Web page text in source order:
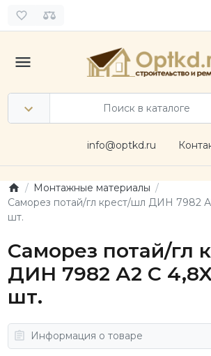
info@optkd.ru
Монтажные материалы
Саморез потай/гл крест/шл ДИН 7982
шт.
Саморез потай/гл
ДИН 7982 А2 C
шт.
Информация о товаре